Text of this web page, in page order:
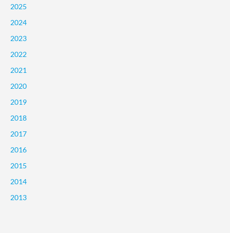
2025
2024
2023
2022
2021
2020
2019
2018
2017
2016
2015
2014
2013